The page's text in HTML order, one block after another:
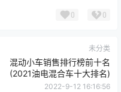
0 0
未分类
混动小车销售排行榜前十名
(2021油电混合车十大排名)
2022-9-12 16:16:56